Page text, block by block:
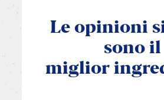
Le opinioni
sono il
miglior